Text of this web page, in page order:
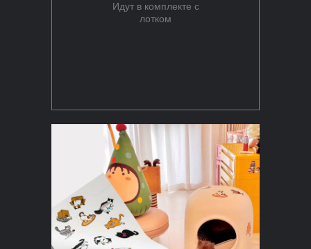
Идут в комплекте с
лотком